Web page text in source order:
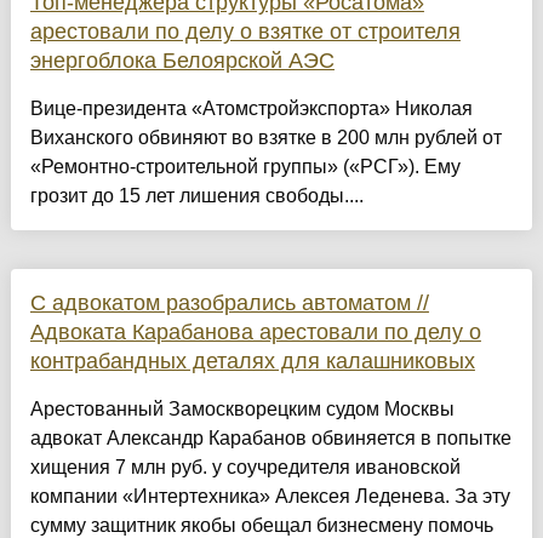
арестовали по делу о взятке от строителя
энергоблока Белоярской АЭС
Вице-президента «Атомстройэкспорта» Николая
Виханского обвиняют во взятке в 200 млн рублей от
«Ремонтно-строительной группы» («РСГ»). Ему
грозит до 15 лет лишения свободы....
С адвокатом разобрались автоматом //
Адвоката Карабанова арестовали по делу о
контрабандных деталях для калашниковых
Арестованный Замоскворецким судом Москвы
адвокат Александр Карабанов обвиняется в попытке
хищения 7 млн руб. у соучредителя ивановской
компании «Интертехника» Алексея Леденева. За эту
сумму защитник якобы обещал бизнесмену помочь